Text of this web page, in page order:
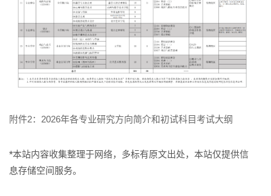
附件2：2026年各专业研究方向简介和初试科目考试大纲
*本站内容收集整理于网络，多标有原文出处，本站仅提供信
息存储空间服务。